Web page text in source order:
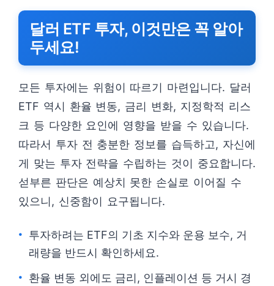
달러 ETF 투자, 이것만은 꼭 알아
두세요!
모든 투자에는 위험이 따르기 마련입니다. 달러
ETF 역시 환율 변동, 금리 변화, 지정학적 리스
크 등 다양한 요인에 영향을 받을 수 있습니다.
따라서 투자 전 충분한 정보를 습득하고, 자신에
게 맞는 투자 전략을 수립하는 것이 중요합니다.
섣부른 판단은 예상치 못한 손실로 이어질 수
있으니, 신중함이 요구됩니다.
투자하려는 ETF의 기초 지수와 운용 보수, 거
래량을 반드시 확인하세요.
환율 변동 외에도 금리, 인플레이션 등 거시 경